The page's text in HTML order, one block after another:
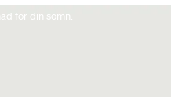
för din sömn.